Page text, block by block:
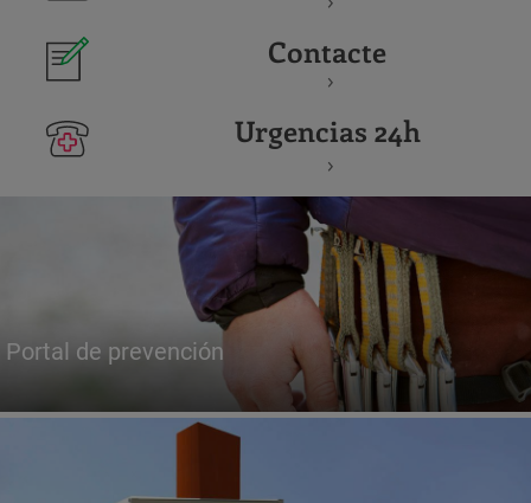
Contacte
Urgencias 24h
Portal de prevención